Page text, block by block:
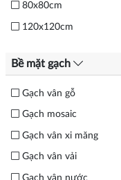
80x80cm
120x120cm
Bề mặt gạch
Gạch vân gỗ
Gạch mosaic
Gạch vân xi măng
Gạch vân vải
Gạch vân nước